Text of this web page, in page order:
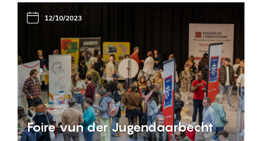
12/10/2023
Foire vun der Jugendaarbecht